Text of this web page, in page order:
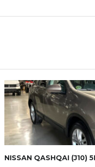
NISSAN QASHQAI (J10)